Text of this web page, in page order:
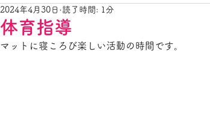
体育指導
2024年4月30日 読了時間: 1分
マットに寝ころび楽しい活動の時間です。